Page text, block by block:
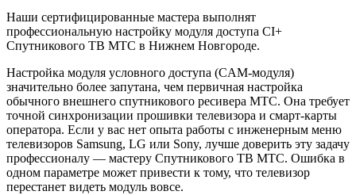
Наши сертифицированные мастера выполнят
профессиональную настройку модуля доступа CI+
Спутникового ТВ МТС в Нижнем Новгороде.
Настройка модуля условного доступа (CAM-модуля)
значительно более запутана, чем первичная настройка
обычного внешнего спутникового ресивера МТС. Она требует
точной синхронизации прошивки телевизора и смарт-карты
оператора. Если у вас нет опыта работы с инженерным меню
телевизоров Samsung, LG или Sony, лучше доверить эту задачу
профессионалу — мастеру Спутникового ТВ МТС. Ошибка в
одном параметре может привести к тому, что телевизор
перестанет видеть модуль вовсе.